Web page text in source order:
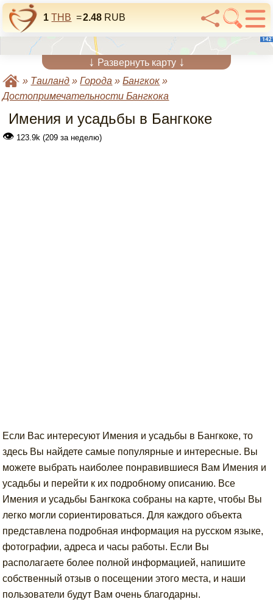
1 THB =2.48 RUB
↓ Развернуть карту ↓
» Таиланд »Города »Бангкок »
Достопримечательности Бангкока
Имения и усадьбы в Бангкоке
👁 123.9k (209 за неделю)
Если Вас интересуют Имения и усадьбы в Бангкоке, то
здесь Вы найдете самые популярные и интересные. Вы
можете выбрать наиболее понравившиеся Вам Имения и
усадьбы и перейти к их подробному описанию. Все
Имения и усадьбы Бангкока собраны на карте, чтобы Вы
легко могли сориентироваться. Для каждого объекта
представлена подробная информация на русском языке,
фотографии, адреса и часы работы. Если Вы
располагаете более полной информацией, напишите
собственный отзыв о посещении этого места, и наши
пользователи будут Вам очень благодарны.